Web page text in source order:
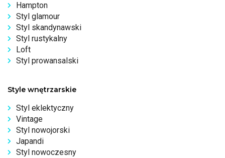
Hampton
Styl glamour
Styl skandynawski
Styl rustykalny
Loft
Styl prowansalski
Style wnętrzarskie
Styl eklektyczny
Vintage
Styl nowojorski
Japandi
Styl nowoczesny